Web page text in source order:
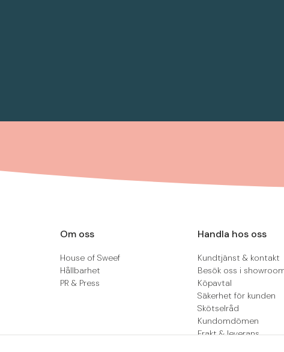
Om oss
House of Sweef
Hållbarhet
PR & Press
Handla hos oss
Kundtjänst & kontakt
Besök oss i
Köpavtal
Säkerhet för kunden
Skötselråd
Kundomdömen
Frakt & leverans